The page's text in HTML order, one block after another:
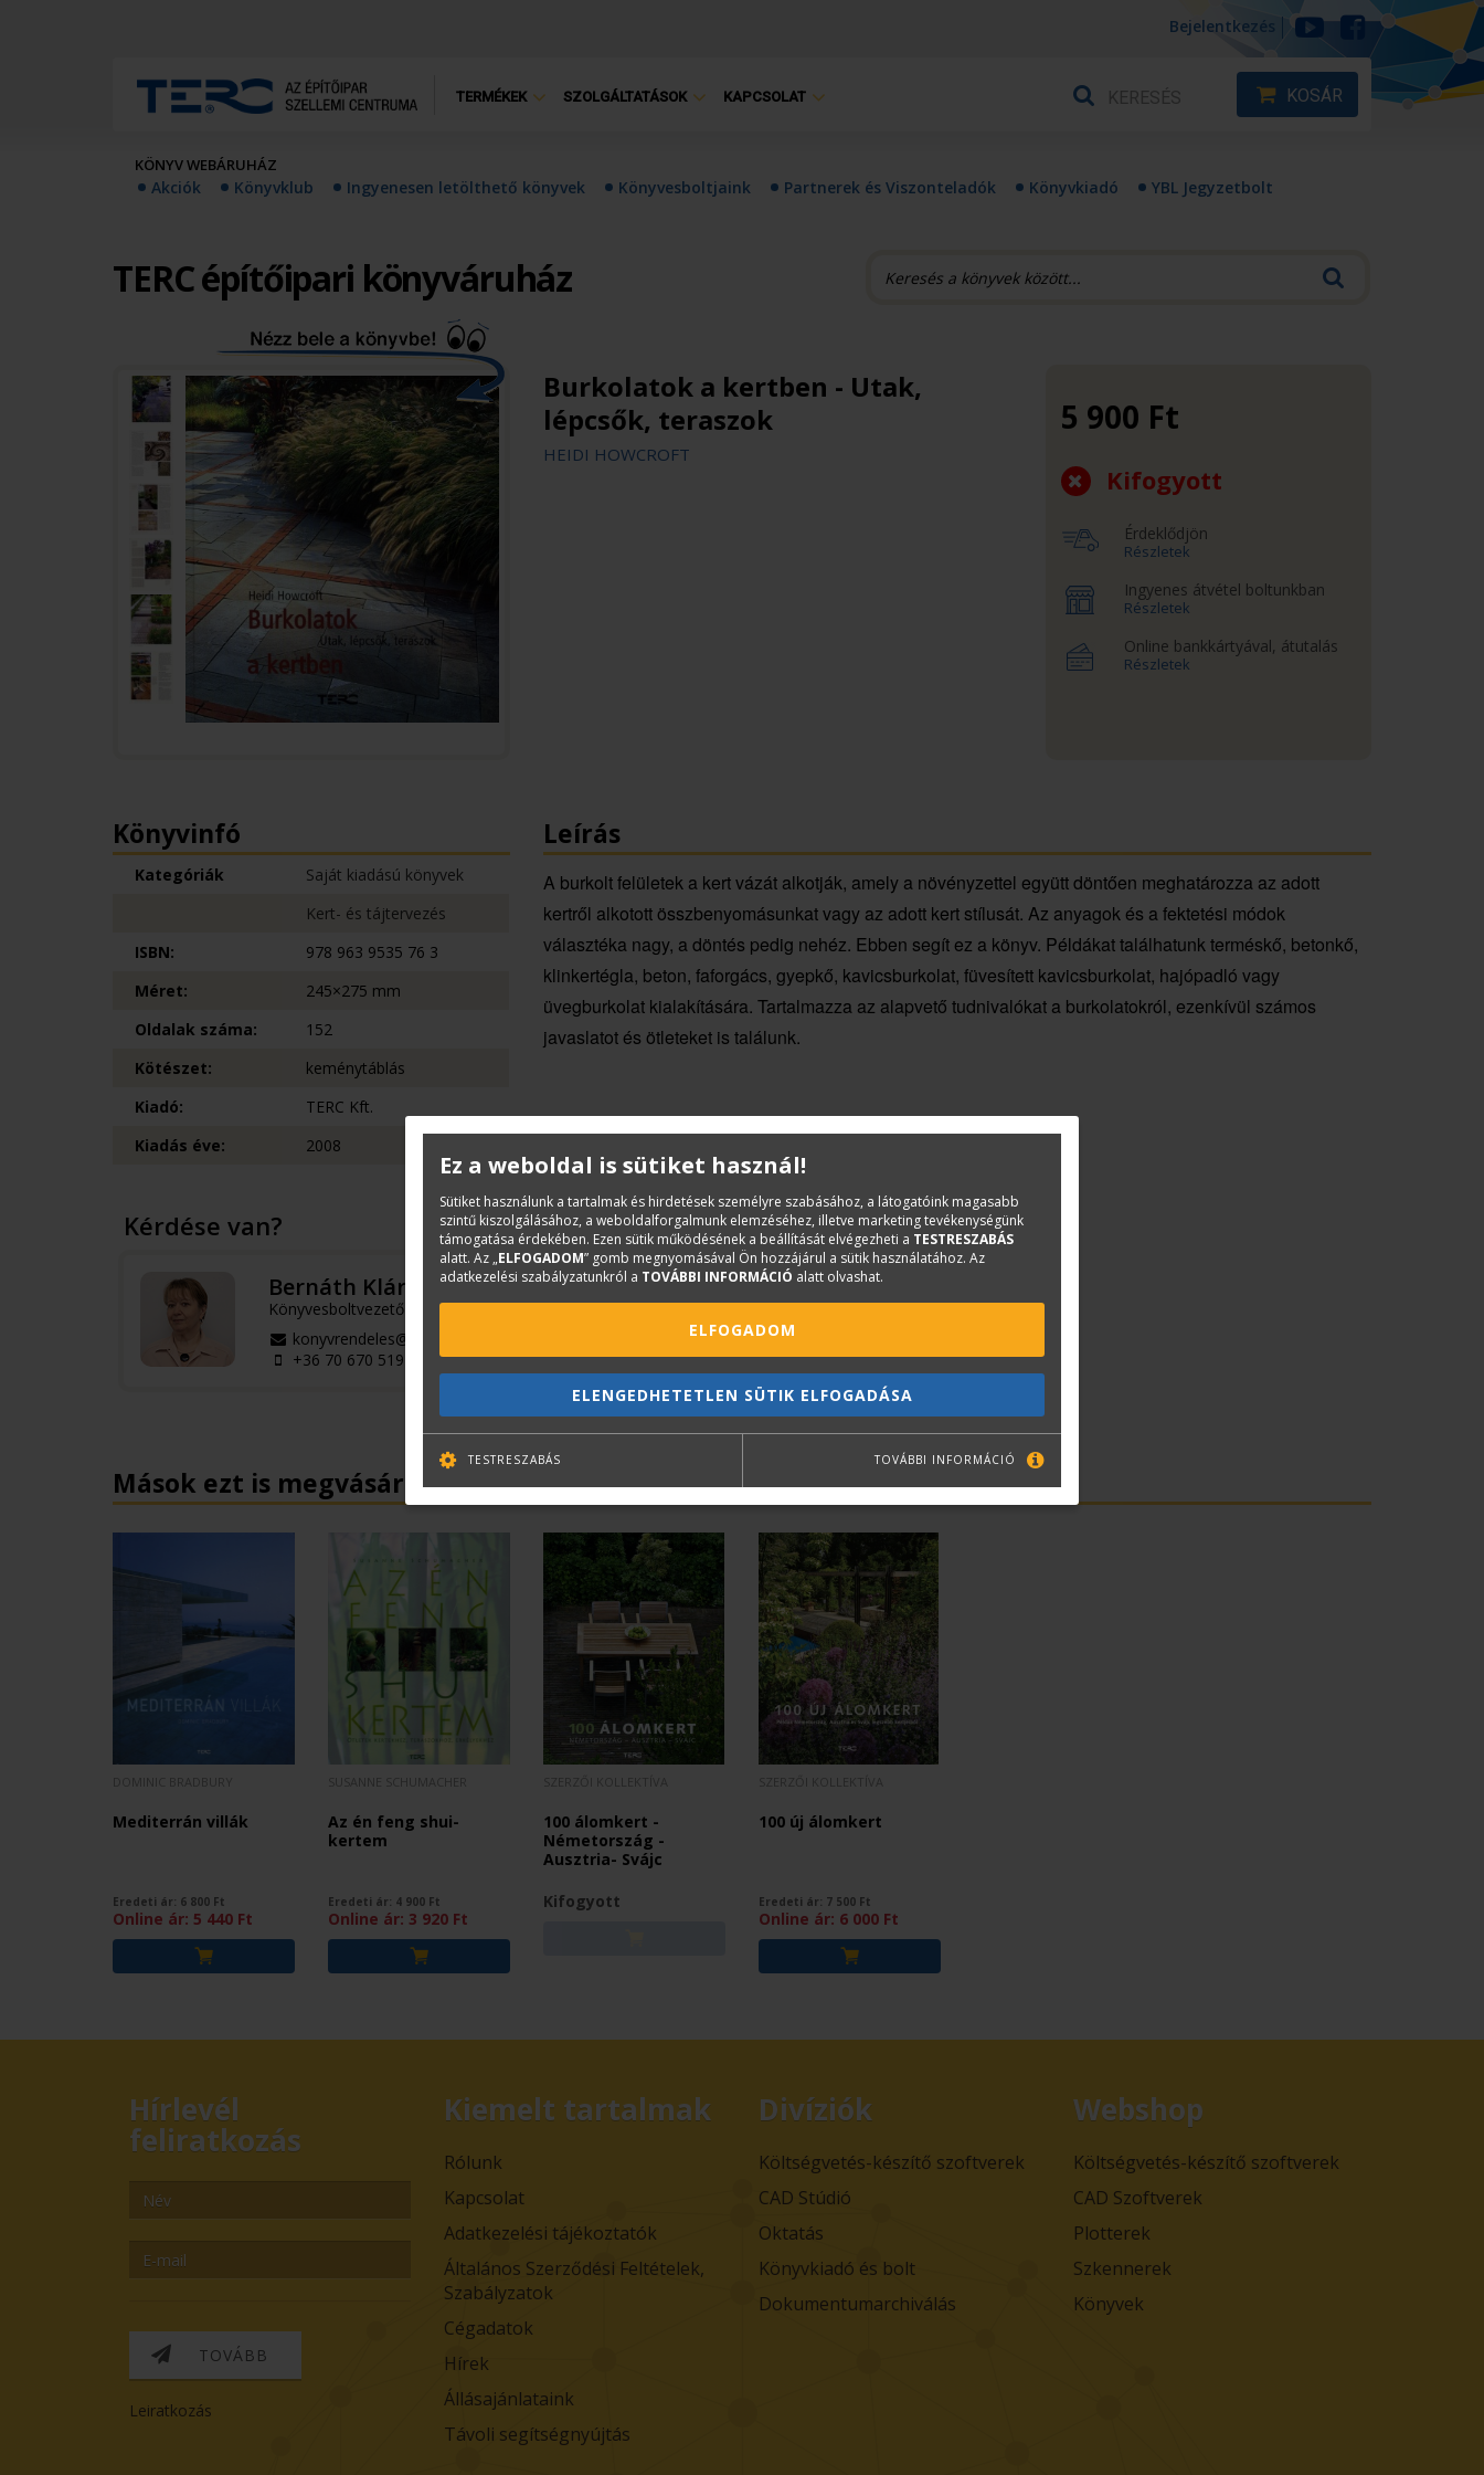
Bejelentkezés
TERMÉKEK SZOLGÁLTATÁSOK KAPCSOLAT KOSÁR
KÖNYV WEBÁRUHÁZ
Akciók Könyvklub Ingyenesen letölthető könyvek Könyvesboltjaink Partnerek és Viszonteladók Könyvkiadó YBL Jegyzetbolt
TERC építőipari könyváruház
Burkolatok a kertben - Utak,
lépcsők, teraszok
HEIDI HOWCROFT
5 900 Ft
Kifogyott
Érdeklődjön
Részletek
Ingyenes átvétel boltunkban
Részletek
Online bankkártyával, átutalás
Részletek
Leírás
A burkolt felületek a kert vázát alkotják, amely a növényzettel együtt döntően meghatározza az adott
kertről alkotott összbenyomásunkat vagy az adott kert stílusát. Az anyagok és a fektetési módok
választéka nagy, a döntés pedig nehéz. Ebben segít ez a könyv. Példákat találhatunk terméskő, betonkő,
klinkertégla, beton, faforgács, gyepkő, kavicsburkolat, füvesített kavicsburkolat, hajópadló vagy
üvegburkolat kialakítására. Tartalmazza az alapvető tudnivalókat a burkolatokról, ezenkívül számos
javaslatot és ötleteket is találunk.
Könyvinfó
Kategóriák
Saját kiadású könyvek
Kert- és tájtervezés
ISBN:
978 963 9535 76 3
Méret:
245×275 mm
Oldalak száma:
152
Kötészet:
keménytáblás
Kiadó:
TERC Kft.
Kiadás éve:
2008
Kérdése van?
Bernáth Klára
Könyvesboltvezető
konyvrendeles@terc.hu
+36 70 670 5194
Mások ezt is megvásárolták...
Mediterrán villák
Eredeti ár: 6 800 Ft
Online ár: 5 440 Ft
Az én feng shui-
kertem
Eredeti ár: 4 900 Ft
Online ár: 3 920 Ft
100 álomkert -
Németország -
Ausztria- Svájc
Kifogyott
100 új álomkert
Eredeti ár: 7 500 Ft
Online ár: 6 000 Ft
Hírlevél
feliratkozás
TOVÁBB
Leiratkozás
Kiemelt tartalmak
Rólunk
Kapcsolat
Adatkezelési tájékoztatók
Általános Szerződési Feltételek,
Szabályzatok
Cégadatok
Hírek
Állásajánlataink
Távoli segítségnyújtás
Divíziók
Költségvetés-készítő szoftverek
CAD Stúdió
Oktatás
Könyvkiadó és bolt
Dokumentumarchiválás
Webshop
Költségvetés-készítő szoftverek
CAD Szoftverek
Plotterek
Szkennerek
Könyvek
Ez a weboldal is sütiket használ!
Sütiket használunk a tartalmak és hirdetések személyre szabásához, a látogatóink magasabb
szintű kiszolgálásához, a weboldalforgalmunk elemzéséhez, illetve marketing tevékenységünk
támogatása érdekében. Ezen sütik működésének a beállítását elvégezheti a TESTRESZABÁS
alatt. Az „ELFOGADOM” gomb megnyomásával Ön hozzájárul a sütik használatához. Az
adatkezelési szabályzatunkról a TOVÁBBI INFORMÁCIÓ alatt olvashat.
ELFOGADOM
ELENGEDHETETLEN SÜTIK ELFOGADÁSA
TESTRESZABÁS TOVÁBBI INFORMÁCIÓ